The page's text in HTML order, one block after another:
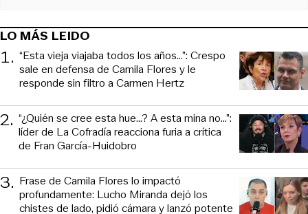
LO MÁS LEIDO
1. “Esta vieja viajaba todos los años...”: Crespo
sale en defensa de Camila Flores y le
responde sin filtro a Carmen Hertz
2. “¿Quién se cree esta hue...? A esta mina no...”:
líder de La Cofradía reacciona furia a crítica
de Fran García-Huidobro
3. Frase de Camila Flores lo impactó
profundamente: Lucho Miranda dejó los
chistes de lado, pidió cámara y lanzó potente